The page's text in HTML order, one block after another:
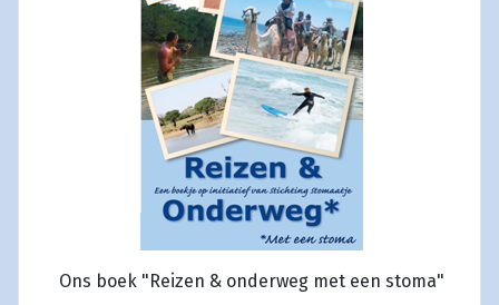
Ons boek "Reizen & onderweg met een stoma"